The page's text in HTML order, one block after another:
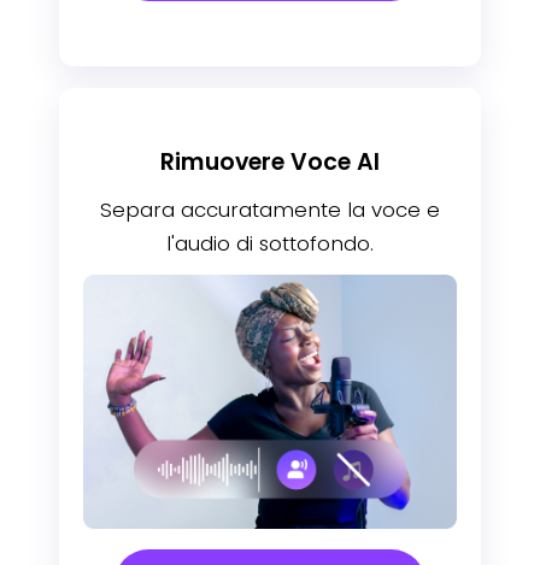
Rimuovere Voce Al
Separa accuratamente la voce e
l'audio di sottofondo.